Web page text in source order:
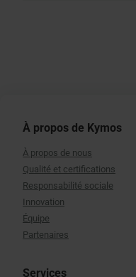
À propos de Kymos
À propos de nous
Qualité et certifications
Responsabilité sociale
Innovation
Équipe
Partenaires
Services